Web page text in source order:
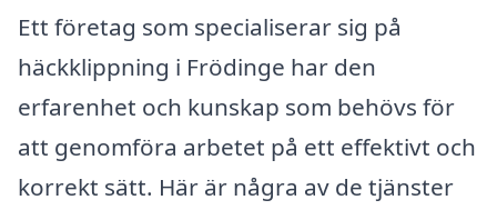
Ett företag som specialiserar sig på
häckklippning i Frödinge har den
erfarenhet och kunskap som behövs för
att genomföra arbetet på ett effektivt och
korrekt sätt. Här är några av de tjänster